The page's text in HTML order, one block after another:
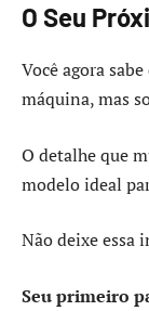
O Seu
Você agora
máquina, mas
O detalhe que
modelo ideal
Não deixe essa
Seu primeiro